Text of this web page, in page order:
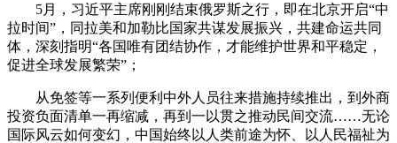
5月，习近平主席刚刚结束俄罗斯之行，即在北京开启“中
拉时间”，同拉美和加勒比国家共谋发展振兴，共建命运共同
体，深刻指明“各国唯有团结协作，才能维护世界和平稳定，
促进全球发展繁荣”；
从免签等一系列便利中外人员往来措施持续推出，到外商
投资负面清单一再缩减，再到一以贯之推动民间交流……无论
国际风云如何变幻，中国始终以人类前途为怀、以人民福祉为